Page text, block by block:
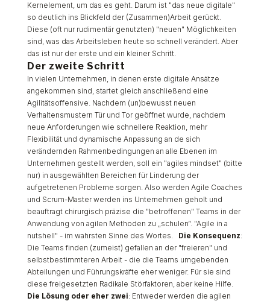
Kernelement, um das es geht. Darum ist "das neue digitale"
so deutlich ins Blickfeld der (Zusammen)Arbeit gerückt.
Diese (oft nur rudimentär genutzten) "neuen" Möglichkeiten
sind, was das Arbeitsleben heute so schnell verändert. Aber
das ist nur der erste und ein kleiner Schritt.
Der zweite Schritt
In vielen Unternehmen, in denen erste digitale Ansätze
angekommen sind, startet gleich anschließend eine
Agilitätsoffensive. Nachdem (un)bewusst neuen
Verhaltensmustern Tür und Tor geöffnet wurde, nachdem
neue Anforderungen wie schnellere Reaktion, mehr
Flexibilität und dynamische Anpassung an de sich
verändernden Rahmenbedingungen an alle Ebenen im
Unternehmen gestellt werden, soll ein "agiles mindset" (bitte
nur) in ausgewählten Bereichen für Linderung der
aufgetretenen Probleme sorgen. Also werden Agile Coaches
und Scrum-Master werden ins Unternehmen geholt und
beauftragt chirurgisch präzise die "betroffenen" Teams in der
Anwendung von agilen Methoden zu „schulen“. "Agile in a
nutshell" - im wahrsten Sinne des Wortes. Die Konsequenz:
Die Teams finden (zumeist) gefallen an der "freieren" und
selbstbestimmteren Arbeit - die die Teams umgebenden
Abteilungen und Führungskräfte eher weniger. Für sie sind
diese freigesetzten Radikale Störfaktoren, aber keine Hilfe.
Die Lösung oder eher zwei: Entweder werden die agilen